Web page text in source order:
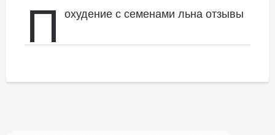
П охудение с семенами льна отзывы